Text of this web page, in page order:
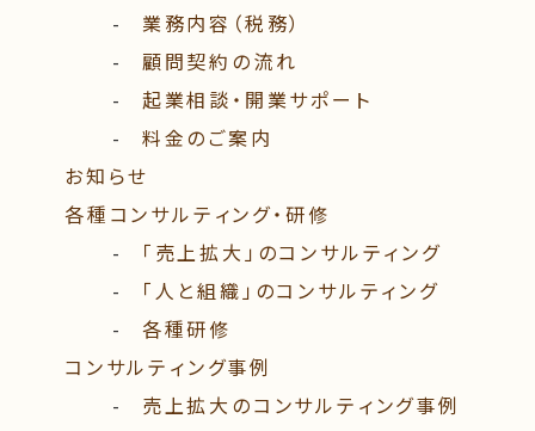
業務内容（税務）
顧問契約の流れ
起業相談・開業サポート
料⾦のご案内
お知らせ
各種コンサルティング・研修
「売上拡大」のコンサルティング
「人と組織」のコンサルティング
各種研修
コンサルティング事例
売上拡⼤のコンサルティング事例